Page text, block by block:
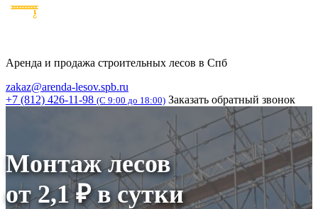
Аренда и продажа строительных лесов в Спб
zakaz@arenda-lesov.spb.ru
+7 (812) 426-11-98 (C 9:00 до 18:00) Заказать обратный звонок
Монтаж лесов
от 2,1 ₽ в сутки